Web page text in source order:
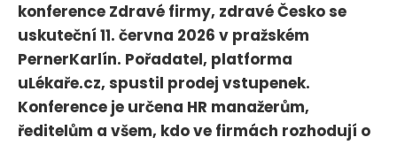
konference Zdravé firmy, zdravé Česko se
uskuteční 11. června 2026 v pražském
PernerKarlín. Pořadatel, platforma
uLékaře.cz, spustil prodej vstupenek.
Konference je určena HR manažerům,
ředitelům a všem, kdo ve firmách rozhodují o